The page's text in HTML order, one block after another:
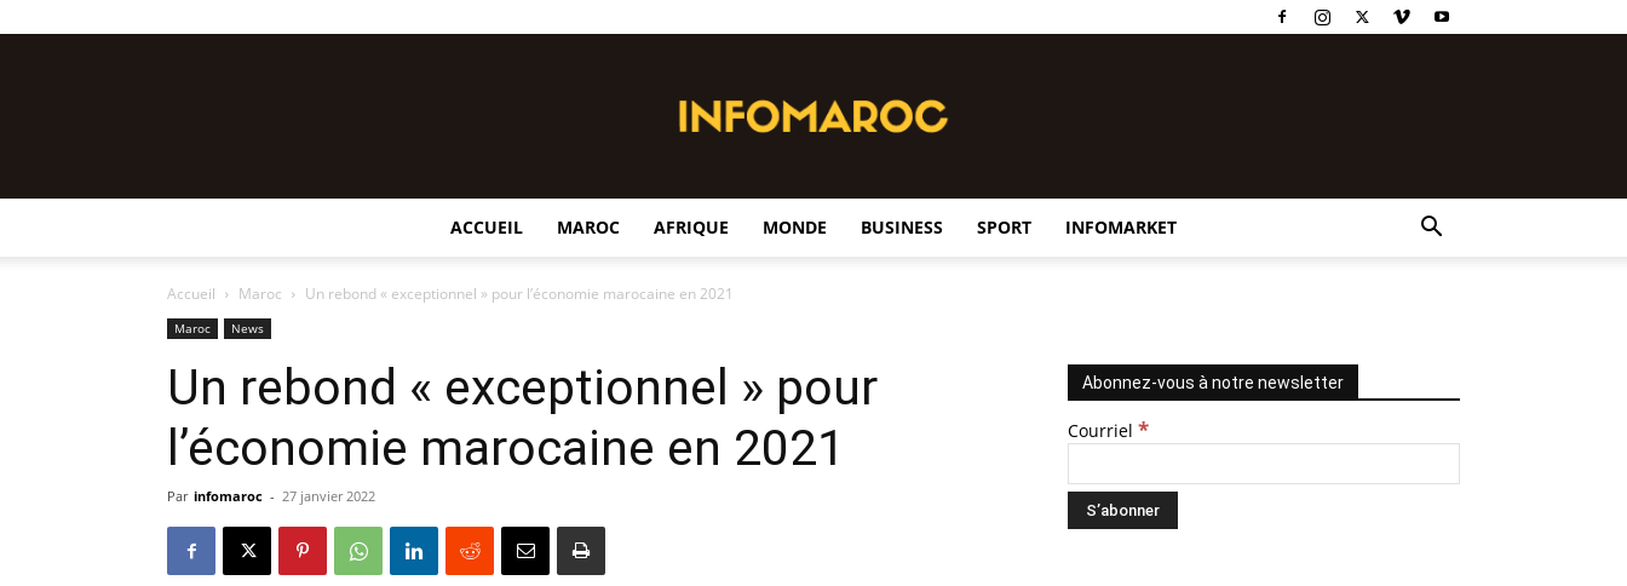
ACCUEIL MAROC AFRIQUE MONDE BUSINESS SPORT INFOMARKET
Accueil Maroc Un rebond « exceptionnel » pour l’économie marocaine en 2021
Maroc News
Un rebond « exceptionnel » pour
l’économie marocaine en 2021
Par infomaroc - 27 janvier 2022
Abonnez-vous à notre newsletter
Courriel *